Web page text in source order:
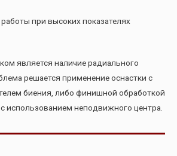
при высоких показателях
является наличие радиального
решается применение оснастки с
биения, либо финишной обработкой
использованием неподвижного центра.